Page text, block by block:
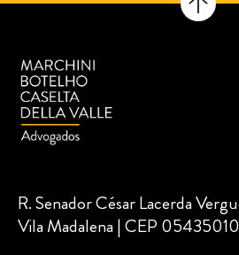
R. Senador César Lacerda
Vila Madalena | CEP